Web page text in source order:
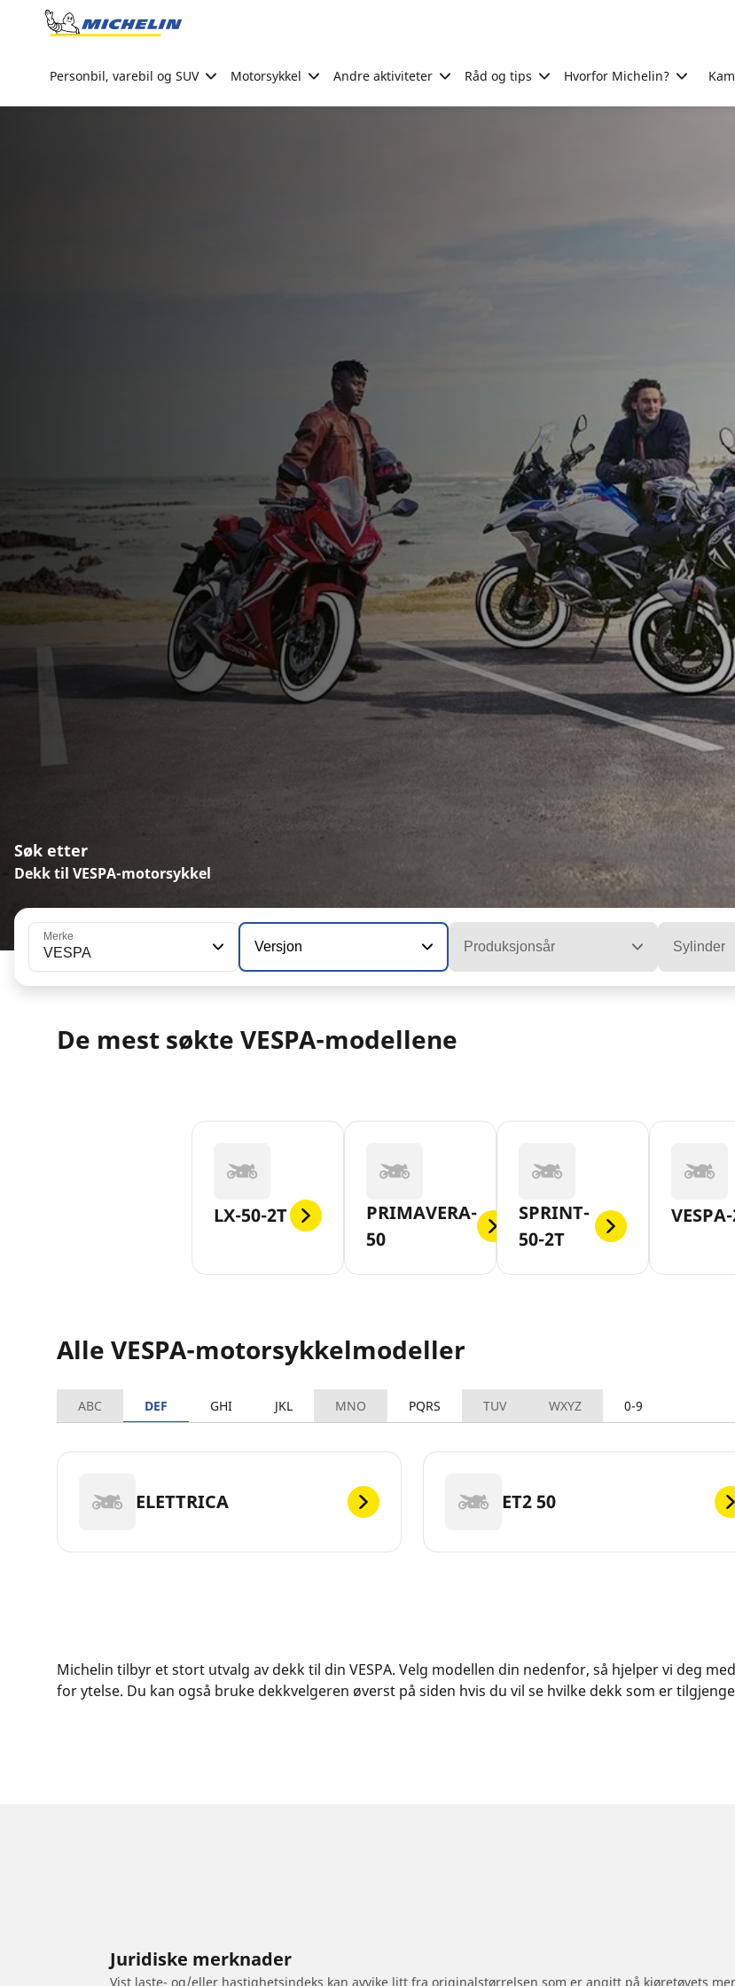
Go to page content
Personbil, varebil og SUV Motorsykkel Andre aktiviteter Råd og tips Hvorfor Michelin?
Søk etter
Dekk til VESPA-motorsykkel
Merke
VESPA Versjon Produksjonsår Sylinder
De mest søkte VESPA-modellene
LX-50-2T
PRIMAVERA-
50
SPRINT-
50-2T
Alle VESPA-motorsykkelmodeller
ABC DEF GHI JKL MNO PQRS TUV WXYZ 0-9
ELETTRICA ET2 50
Michelin tilbyr et stort utvalg av dekk til din VESPA. Velg modellen din nedenfor, så hjelper vi deg
for ytelse. Du kan også bruke dekkvelgeren øverst på siden hvis du vil se hvilke dekk som er
Juridiske merknader
Vist laste- og/eller hastighetsindeks kan avvike litt fra originalstørrelsen som er angitt på kjøretøyets